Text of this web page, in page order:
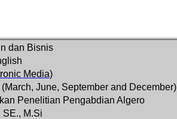
dan Bisnis
Media)
June, September and December)
Penelitian Pengabdian Algero
M.Si